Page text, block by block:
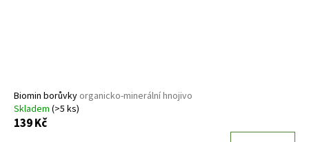
ů
Biomin borůvky organicko-minerální hnojivo
Skladem (>5 ks)
139 Kč